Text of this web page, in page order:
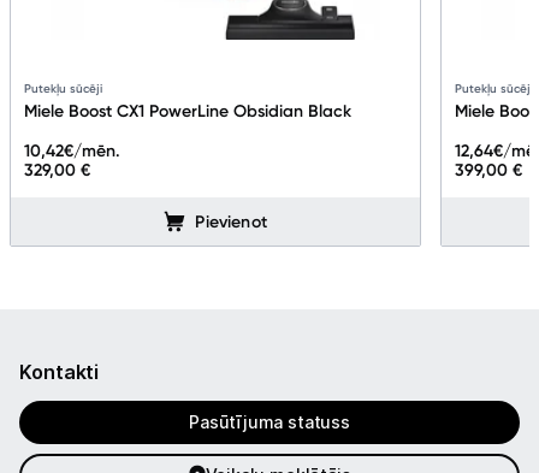
Putekļu sūcēji
Miele Boost CX1 PowerLine Obsidian Black
329,00 €
10,42€/mēn.
Pievienot
Putekļu sūcēji
Miele
399,00 €
12,64€/
Kontakti
Pasūtījuma statuss